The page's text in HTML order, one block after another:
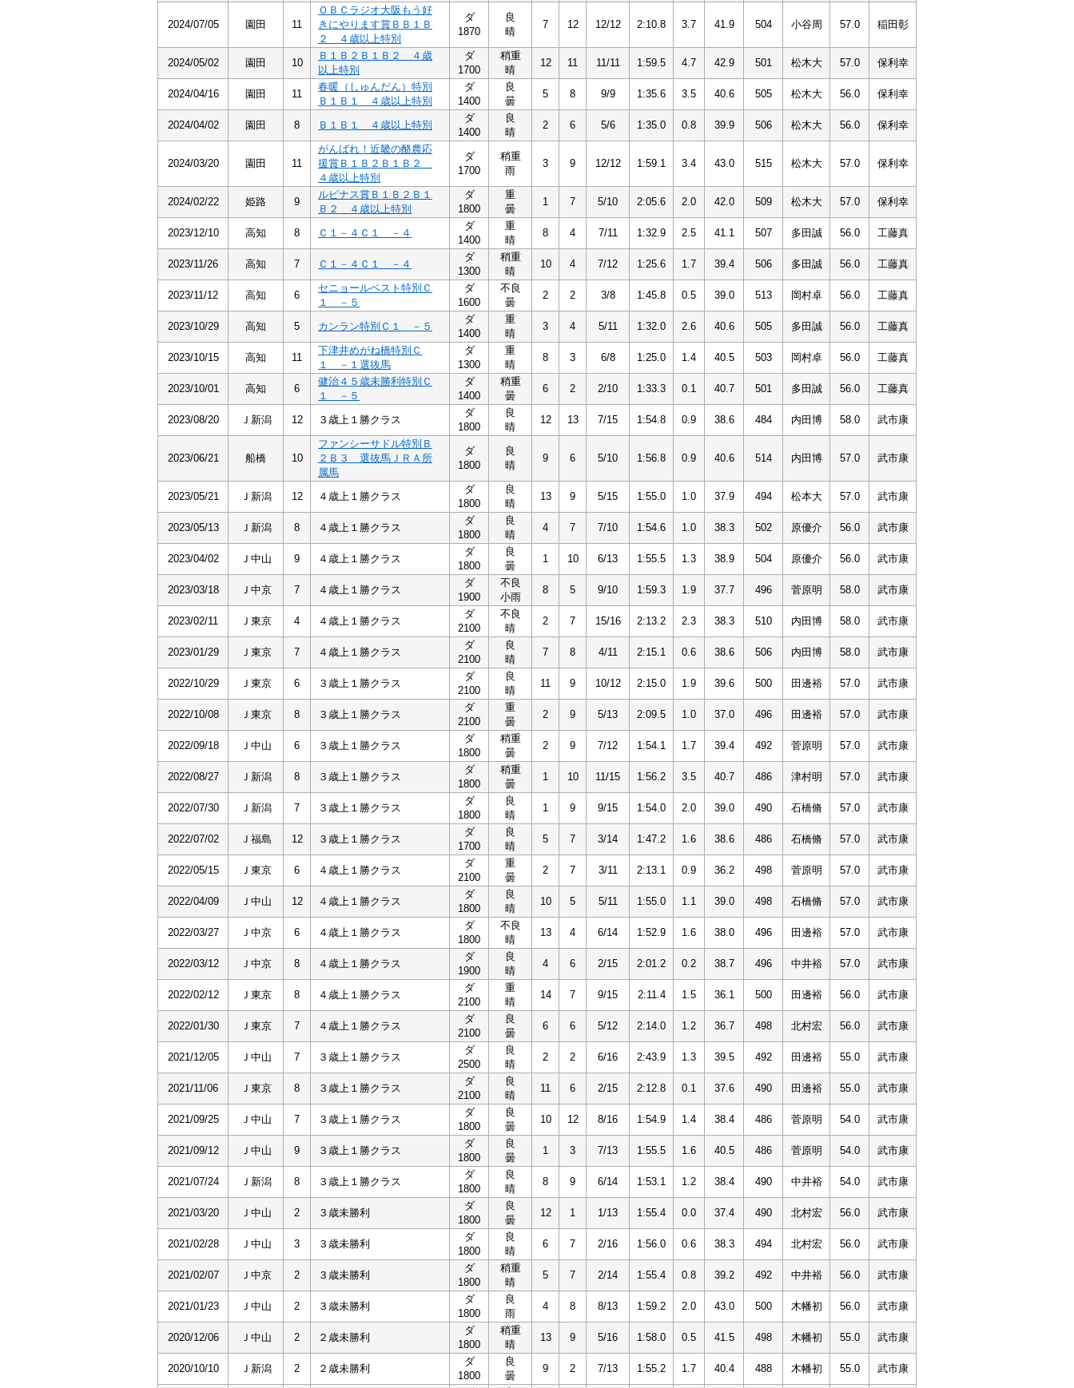
2024/07/05 園田 11
ＯＢＣラジオ大阪もう好
きにやります賞ＢＢ１Ｂ
２ ４歳以上特別
ダ
1870
良
晴
7 12 12/12 2:10.8 3.7 41.9 504 小谷周 57.0 稲田彰
2024/05/02 園田 10
Ｂ１Ｂ２Ｂ１Ｂ２ ４歳
以上特別
ダ
1700
稍重
晴
12 11 11/11 1:59.5 4.7 42.9 501 松木大 57.0 保利幸
2024/04/16 園田 11
春暖（しゅんだん）特別
Ｂ１Ｂ１ ４歳以上特別
ダ
1400
良
曇
5 8 9/9 1:35.6 3.5 40.6 505 松木大 56.0 保利幸
2024/04/02 園田 8 Ｂ１Ｂ１ ４歳以上特別
ダ
1400
良
晴
2 6 5/6 1:35.0 0.8 39.9 506 松木大 56.0 保利幸
2024/03/20 園田 11
がんばれ！近畿の酪農応
援賞Ｂ１Ｂ２Ｂ１Ｂ２
４歳以上特別
ダ
1700
稍重
雨
3 9 12/12 1:59.1 3.4 43.0 515 松木大 57.0 保利幸
2024/02/22 姫路 9
ルピナス賞Ｂ１Ｂ２Ｂ１
Ｂ２ ４歳以上特別
ダ
1800
重
曇
1 7 5/10 2:05.6 2.0 42.0 509 松木大 57.0 保利幸
2023/12/10 高知 8 Ｃ１－４Ｃ１ －４
ダ
1400
重
晴
8 4 7/11 1:32.9 2.5 41.1 507 多田誠 56.0 工藤真
2023/11/26 高知 7 Ｃ１－４Ｃ１ －４
ダ
1300
稍重
晴
10 4 7/12 1:25.6 1.7 39.4 506 多田誠 56.0 工藤真
2023/11/12 高知 6
セニョールベスト特別Ｃ
１ －５
ダ
1600
不良
曇
2 2 3/8 1:45.8 0.5 39.0 513 岡村卓 56.0 工藤真
2023/10/29 高知 5 カンラン特別Ｃ１ －５
ダ
1400
重
晴
3 4 5/11 1:32.0 2.6 40.6 505 多田誠 56.0 工藤真
2023/10/15 高知 11
下津井めがね橋特別Ｃ
１ －１選抜馬
ダ
1300
重
晴
8 3 6/8 1:25.0 1.4 40.5 503 岡村卓 56.0 工藤真
2023/10/01 高知 6
健治４５歳未勝利特別Ｃ
１ －５
ダ
1400
稍重
曇
6 2 2/10 1:33.3 0.1 40.7 501 多田誠 56.0 工藤真
2023/08/20 Ｊ新潟 12 ３歳上１勝クラス
ダ
1800
良
晴
12 13 7/15 1:54.8 0.9 38.6 484 内田博 58.0 武市康
2023/06/21 船橋 10
ファンシーサドル特別Ｂ
２Ｂ３ 選抜馬ＪＲＡ所
属馬
ダ
1800
良
晴
9 6 5/10 1:56.8 0.9 40.6 514 内田博 57.0 武市康
2023/05/21 Ｊ新潟 12 ４歳上１勝クラス
ダ
1800
良
晴
13 9 5/15 1:55.0 1.0 37.9 494 松本大 57.0 武市康
2023/05/13 Ｊ新潟 8 ４歳上１勝クラス
ダ
1800
良
晴
4 7 7/10 1:54.6 1.0 38.3 502 原優介 56.0 武市康
2023/04/02 Ｊ中山 9 ４歳上１勝クラス
ダ
1800
良
曇
1 10 6/13 1:55.5 1.3 38.9 504 原優介 56.0 武市康
2023/03/18 Ｊ中京 7 ４歳上１勝クラス
ダ
1900
不良
小雨
8 5 9/10 1:59.3 1.9 37.7 496 菅原明 58.0 武市康
2023/02/11 Ｊ東京 4 ４歳上１勝クラス
ダ
2100
不良
晴
2 7 15/16 2:13.2 2.3 38.3 510 内田博 58.0 武市康
2023/01/29 Ｊ東京 7 ４歳上１勝クラス
ダ
2100
良
晴
7 8 4/11 2:15.1 0.6 38.6 506 内田博 58.0 武市康
2022/10/29 Ｊ東京 6 ３歳上１勝クラス
ダ
2100
良
晴
11 9 10/12 2:15.0 1.9 39.6 500 田邊裕 57.0 武市康
2022/10/08 Ｊ東京 8 ３歳上１勝クラス
ダ
2100
重
曇
2 9 5/13 2:09.5 1.0 37.0 496 田邊裕 57.0 武市康
2022/09/18 Ｊ中山 6 ３歳上１勝クラス
ダ
1800
稍重
曇
2 9 7/12 1:54.1 1.7 39.4 492 菅原明 57.0 武市康
2022/08/27 Ｊ新潟 8 ３歳上１勝クラス
ダ
1800
稍重
曇
1 10 11/15 1:56.2 3.5 40.7 486 津村明 57.0 武市康
2022/07/30 Ｊ新潟 7 ３歳上１勝クラス
ダ
1800
良
晴
1 9 9/15 1:54.0 2.0 39.0 490 石橋脩 57.0 武市康
2022/07/02 Ｊ福島 12 ３歳上１勝クラス
ダ
1700
良
晴
5 7 3/14 1:47.2 1.6 38.6 486 石橋脩 57.0 武市康
2022/05/15 Ｊ東京 6 ４歳上１勝クラス
ダ
2100
重
曇
2 7 3/11 2:13.1 0.9 36.2 498 菅原明 57.0 武市康
2022/04/09 Ｊ中山 12 ４歳上１勝クラス
ダ
1800
良
晴
10 5 5/11 1:55.0 1.1 39.0 498 石橋脩 57.0 武市康
2022/03/27 Ｊ中京 6 ４歳上１勝クラス
ダ
1800
不良
晴
13 4 6/14 1:52.9 1.6 38.0 496 田邊裕 57.0 武市康
2022/03/12 Ｊ中京 8 ４歳上１勝クラス
ダ
1900
良
晴
4 6 2/15 2:01.2 0.2 38.7 496 中井裕 57.0 武市康
2022/02/12 Ｊ東京 8 ４歳上１勝クラス
ダ
2100
重
晴
14 7 9/15 2:11.4 1.5 36.1 500 田邊裕 56.0 武市康
2022/01/30 Ｊ東京 7 ４歳上１勝クラス
ダ
2100
良
曇
6 6 5/12 2:14.0 1.2 36.7 498 北村宏 56.0 武市康
2021/12/05 Ｊ中山 7 ３歳上１勝クラス
ダ
2500
良
晴
2 2 6/16 2:43.9 1.3 39.5 492 田邊裕 55.0 武市康
2021/11/06 Ｊ東京 8 ３歳上１勝クラス
ダ
2100
良
晴
11 6 2/15 2:12.8 0.1 37.6 490 田邊裕 55.0 武市康
2021/09/25 Ｊ中山 7 ３歳上１勝クラス
ダ
1800
良
曇
10 12 8/16 1:54.9 1.4 38.4 486 菅原明 54.0 武市康
2021/09/12 Ｊ中山 9 ３歳上１勝クラス
ダ
1800
良
曇
1 3 7/13 1:55.5 1.6 40.5 486 菅原明 54.0 武市康
2021/07/24 Ｊ新潟 8 ３歳上１勝クラス
ダ
1800
良
晴
8 9 6/14 1:53.1 1.2 38.4 490 中井裕 54.0 武市康
2021/03/20 Ｊ中山 2 ３歳未勝利
ダ
1800
良
曇
12 1 1/13 1:55.4 0.0 37.4 490 北村宏 56.0 武市康
2021/02/28 Ｊ中山 3 ３歳未勝利
ダ
1800
良
晴
6 7 2/16 1:56.0 0.6 38.3 494 北村宏 56.0 武市康
2021/02/07 Ｊ中京 2 ３歳未勝利
ダ
1800
稍重
晴
5 7 2/14 1:55.4 0.8 39.2 492 中井裕 56.0 武市康
2021/01/23 Ｊ中山 2 ３歳未勝利
ダ
1800
良
雨
4 8 8/13 1:59.2 2.0 43.0 500 木幡初 56.0 武市康
2020/12/06 Ｊ中山 2 ２歳未勝利
ダ
1800
稍重
晴
13 9 5/16 1:58.0 0.5 41.5 498 木幡初 55.0 武市康
2020/10/10 Ｊ新潟 2 ２歳未勝利
ダ
1800
良
曇
9 2 7/13 1:55.2 1.7 40.4 488 木幡初 55.0
武市康